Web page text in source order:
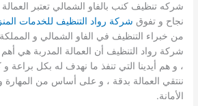
شركه تنظيف كنب بالفاو الشمالي تعتبر العمالة
نجاح و تفوق شركة رواد التنظيف للخدمات
من خبراء التنظيف في الفاو الشمالي و
شركة رواد التنظيف أن العمالة المدربة هي
، و هم أيدينا التي تنفذ ما نهدف له بكل براعة
ننتقي العمالة بدقة ، و على أساس من المهارة و
الأمانة.